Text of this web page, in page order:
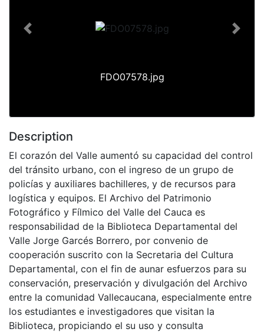
FDO07578.jpg
Previous Next
Description
El corazón del Valle aumentó su capacidad del control
del tránsito urbano, con el ingreso de un grupo de
policías y auxiliares bachilleres, y de recursos para
logística y equipos. El Archivo del Patrimonio
Fotográfico y Fílmico del Valle del Cauca es
responsabilidad de la Biblioteca Departamental del
Valle Jorge Garcés Borrero, por convenio de
cooperación suscrito con la Secretaria del Cultura
Departamental, con el fin de aunar esfuerzos para su
conservación, preservación y divulgación del Archivo
entre la comunidad Vallecaucana, especialmente entre
los estudiantes e investigadores que visitan la
Biblioteca, propiciando el su uso y consulta